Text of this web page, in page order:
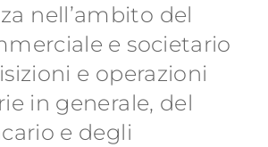
nell’ambito del
e societario
e operazioni
in generale, del
e degli